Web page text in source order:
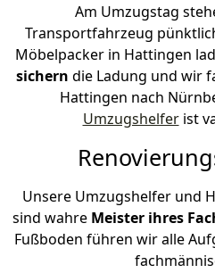
Am Umzugstag
Transportfahrzeug
Möbelpacker in Hattingen
sichern die Ladung und wir
Hattingen nach
Umzugshelferist
Unsere Umzugshelfer und
sind wahre Meister ihres
Fußboden führen wir alle